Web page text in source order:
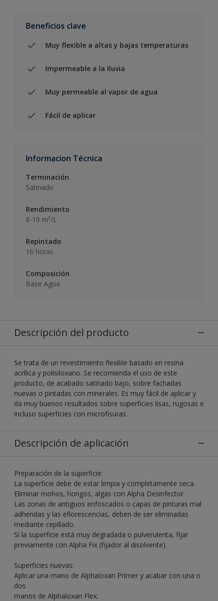
Beneficios clave
Muy flexible a altas y bajas temperaturas
Impermeable a la lluvia
Muy permeable al vapor de agua
Fácil de aplicar
Informacion Técnica
Terminación
Satinado
Rendimiento
8-10 m²/L
Repintado
16 horas
Composición
Base Agua
Descripción del producto
Se trata de un revestimiento flexible basado en resina
acrílica y polisiloxano. Se recomienda el uso de este
producto, de acabado satinado bajo, sobre fachadas
nuevas o pintadas con minerales. Es muy fácil de aplicar y
da muy buenos resultados sobre superficies lisas, rugosas e
incluso superficies con microfisuras.
Descripción de aplicación
Preparación de la superficie:
La superficie debe de estar limpia y completamente seca.
Eliminar mohos, hongos, algas con Alpha Desinfector.
Las zonas de antiguos enfoscados o capas de pinturas mal
adheridas y las eflorescencias, deben de ser eliminadas
mediante cepillado.
Si la superficie está muy degradada o pulverulenta, fijar
previamente con Alpha Fix (fijador al disolvente).
Superficies nuevas:
Aplicar una mano de Alphaloxan Primer y acabar con una o
dos
manos de Alphaloxan Flex.